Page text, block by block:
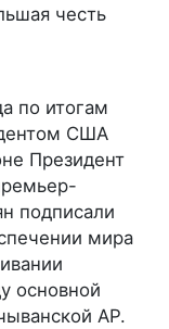
честь
по итогам
США
Президент
подписали
мира
основной
АР.